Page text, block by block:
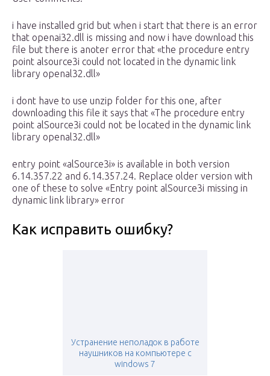
i have installed grid but when i start that there is an error
that openai32.dll is missing and now i have download this
file but there is anoter error that «the procedure entry
point alsource3i could not located in the dynamic link
library openal32.dll»
i dont have to use unzip folder for this one, after
downloading this file it says that «The procedure entry
point alSource3i could not be located in the dynamic link
library openal32.dll»
entry point «alSource3i» is available in both version
6.14.357.22 and 6.14.357.24. Replace older version with
one of these to solve «Entry point alSource3i missing in
dynamic link library» error
Как исправить ошибку?
Устранение неполадок в работе
наушников на компьютере с
windows 7